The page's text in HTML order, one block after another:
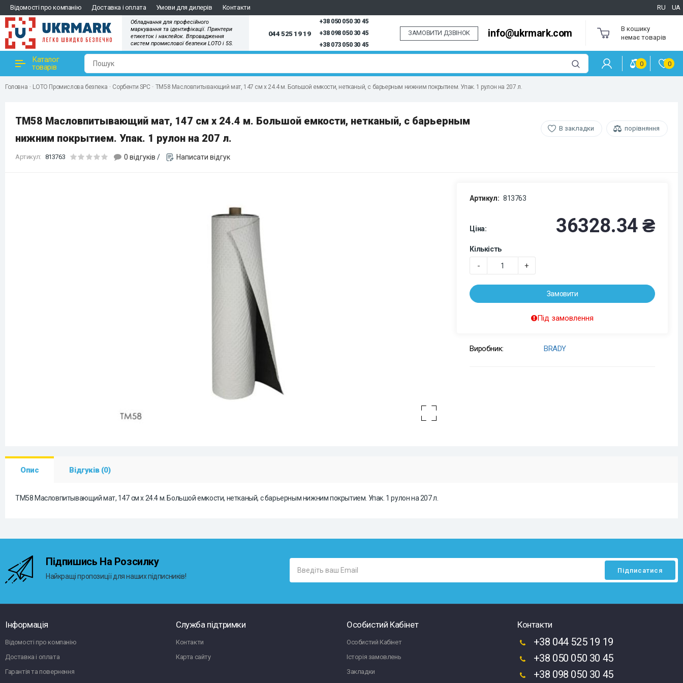
Відомості про компанію Доставка і оплата Умови для дилерів Контакти RU UA
Обладнання для професійного
маркування та ідентифікації. Принтери
етикеток і наклейок. Впровадження
систем промислової безпеки LOTO і 5S.
044 525 19 19
+38 050 050 30 45
+38 098 050 30 45
+38 073 050 30 45
ЗАМОВИТИ ДЗВІНОК info@ukrmark.com
В кошику
немає товарів
Каталог
товарів
0 0
Головна LOTO Промислова безпека Сорбенти SPC TM58 Масловпитывающий мат, 147 см x 24.4 м. Большой емкости, нетканый, с барьерным нижним покрытием. Упак. 1 рулон на 207 л.
TM58 Масловпитывающий мат, 147 см x 24.4 м. Большой емкости, нетканый, с барьерным
нижним покрытием. Упак. 1 рулон на 207 л.
Артикул: 813763 0 відгуків / Написати відгук
В закладки порівняння
Артикул: 813763
Ціна: 36328.34 ₴
Кількість
- +
Замовити
Під замовлення
Виробник: BRADY
Опис Відгуків (0)
TM58 Масловпитывающий мат, 147 см x 24.4 м. Большой емкости, нетканый, с барьерным нижним покрытием. Упак. 1 рулон на 207 л.
Підпишись На Розсилку
Найкращі пропозиції для наших підписників!
Інформація
Відомості про компанію
Доставка і оплата
Гарантія та повернення
Служба підтримки
Контакти
Карта сайту
Особистий Кабінет
Особистий Кабінет
Історія замовлень
Закладки
Контакти
+38 044 525 19 19
+38 050 050 30 45
+38 098 050 30 45